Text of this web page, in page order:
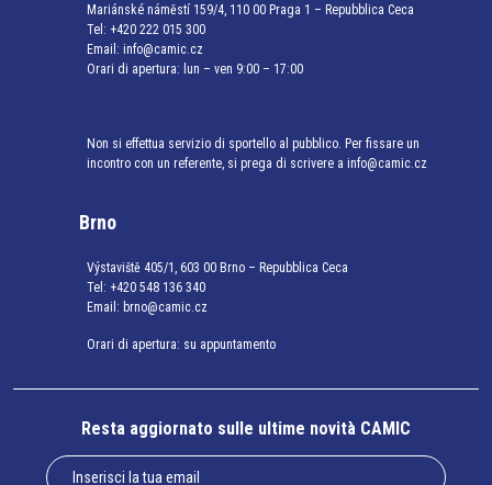
Mariánské náměstí 159/4, 110 00 Praga 1 – Repubblica Ceca
Tel: +420 222 015 300
Email: info@camic.cz
Orari di apertura: lun – ven 9:00 – 17:00
Non si effettua servizio di sportello al pubblico. Per fissare un
incontro con un referente, si prega di scrivere a info@camic.cz
Brno
Výstaviště 405/1, 603 00 Brno – Repubblica Ceca
Tel: +420 548 136 340
Email: brno@camic.cz
Orari di apertura: su appuntamento
Resta aggiornato sulle ultime novità CAMIC